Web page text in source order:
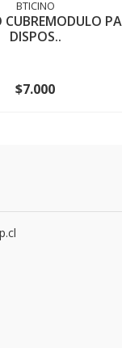
BTICINO
CUBREMODULO
DISPOS..
$7.000